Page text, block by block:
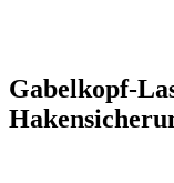
Gabelkopf-